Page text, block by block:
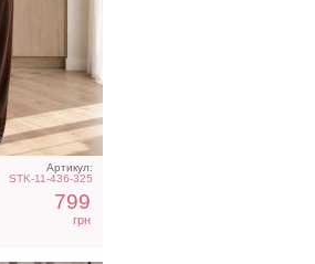
Артикул:
STK-11-436-325
799
грн
длинное
с рукавами